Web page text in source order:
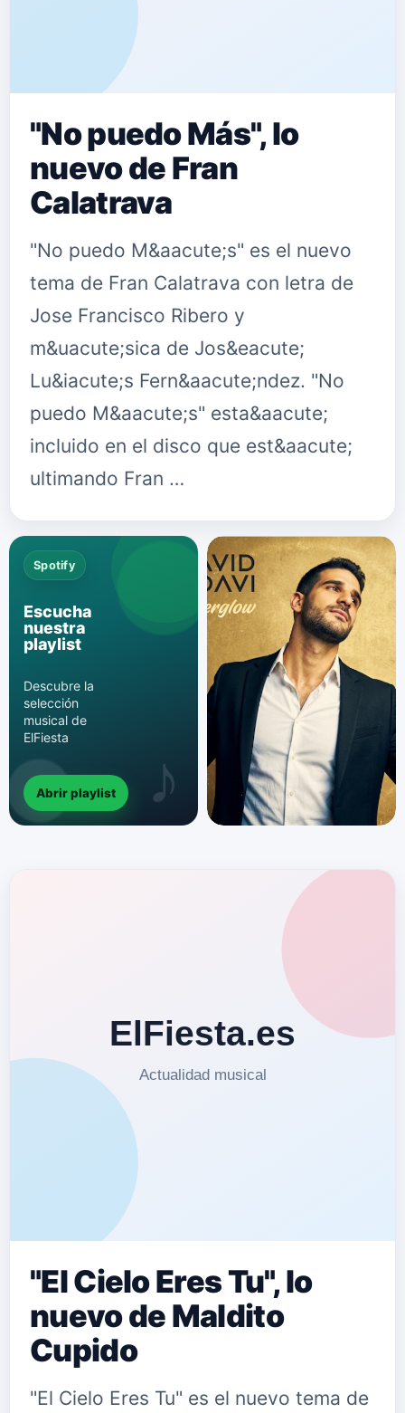
"No puedo Más", lo
nuevo de Fran
Calatrava
"No puedo M&aacute;s" es el nuevo
tema de Fran Calatrava con letra de
Jose Francisco Ribero y
m&uacute;sica de Jos&eacute;
Lu&iacute;s Fern&aacute;ndez. "No
puedo M&aacute;s" esta&aacute;
incluido en el disco que est&aacute;
ultimando Fran …
Spotify
Escucha
nuestra
playlist
Descubre la
selección
musical de
ElFiesta
Abrir playlist
"El Cielo Eres Tu", lo
nuevo de Maldito
Cupido
"El Cielo Eres Tu" es el nuevo tema de